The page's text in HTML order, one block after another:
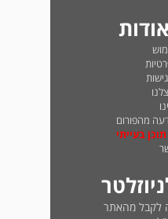
מהפורום
בעייתי
לקבל מהאתר